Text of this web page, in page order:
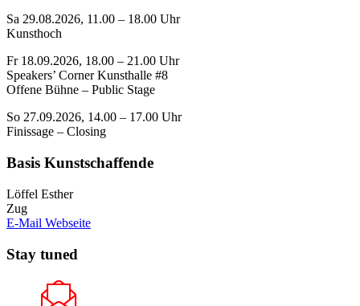
Sa 29.08.2026, 11.00 – 18.00 Uhr
Kunsthoch
Fr 18.09.2026, 18.00 – 21.00 Uhr
Speakers’ Corner Kunsthalle #8
Offene Bühne – Public Stage
So 27.09.2026, 14.00 – 17.00 Uhr
Finissage – Closing
Basis Kunstschaffende
Löffel Esther
Zug
E-Mail Webseite
Stay tuned